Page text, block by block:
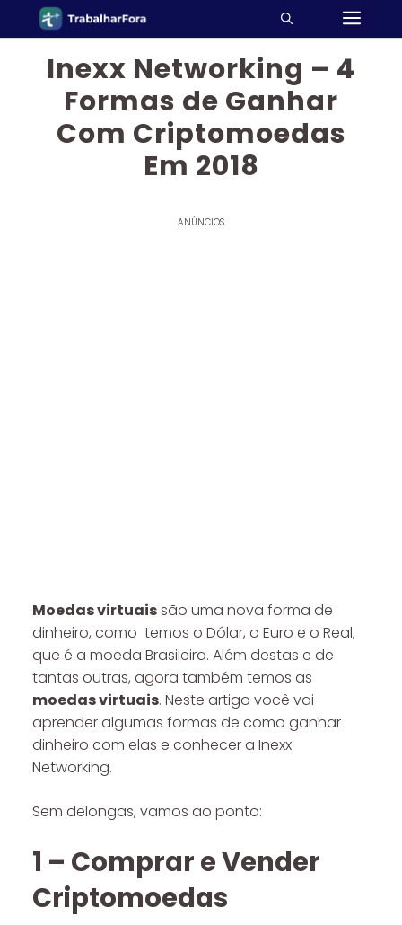
conteúdoInexx Networking – 4
Formas de Ganhar
Com Criptomoedas
Em 2018
ANÚNCIOS
Moedas virtuaissão uma nova forma de
dinheiro, como temos o Dólar, o Euro e o Real,
que é a moeda Brasileira. Além destas e de
tantas outras, agora também temos as
moedas virtuais. Neste artigo você vai
aprender algumas formas de como ganhar
dinheiro com elas e conhecer a Inexx
Networking.
Sem delongas, vamos ao ponto:
1 – Comprar e Vender
Criptomoedas